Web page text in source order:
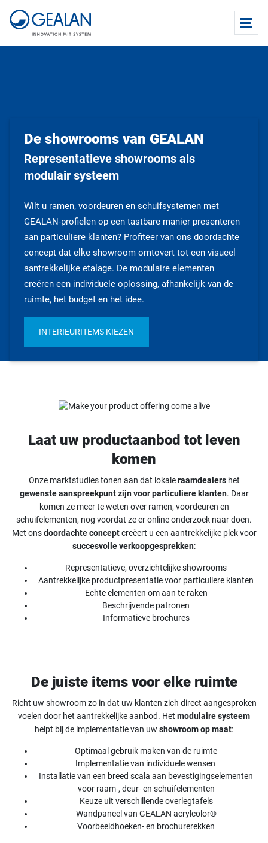
De showrooms van GEALAN
Representatieve showrooms als
modulair systeem
Wilt u ramen, voordeuren en schuifsystemen met
GEALAN-profielen op een tastbare manier presenteren
aan particuliere klanten? Profiteer van ons doordachte
concept dat elke showroom omtovert tot een visueel
aantrekkelijke etalage. De modulaire elementen
creëren een individuele oplossing, afhankelijk van de
ruimte, het budget en het idee.
INTERIEURITEMS KIEZEN
Laat uw productaanbod tot leven
komen
Onze marktstudies tonen aan dat lokaleraamdealershet
gewenste aanspreekpunt zijn voor particuliere klanten. Daar
komen ze meer te weten over ramen, voordeuren en
schuifelementen, nog voordat ze er online onderzoek naar doen.
Met onsdoordachte conceptcreëert u een aantrekkelijke plek voor
succesvolle verkoopgesprekken:
Representatieve, overzichtelijke showrooms
Aantrekkelijke productpresentatie voor particuliere klanten
Echte elementen om aan te raken
Beschrijvende patronen
Informatieve brochures
De juiste items voor elke ruimte
Richt uw showroom zo in dat uw klanten zich direct aangesproken
voelen door het aantrekkelijke aanbod. Het modulaire systeem
helpt bij de implementatie van uw showroom op maat:
Optimaal gebruik maken van de ruimte
Implementatie van individuele wensen
Installatie van een breed scala aan bevestigingselementen
voor raam-, deur- en schuifelementen
Keuze uit verschillende overlegtafels
Wandpaneel van GEALAN acrylcolor®
Voorbeeldhoeken- en brochurerekken